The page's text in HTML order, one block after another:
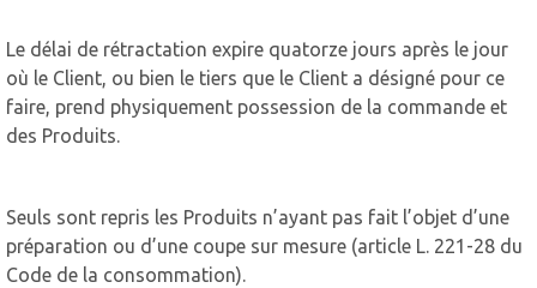
Le délai de rétractation expire quatorze jours après le jour
où le Client, ou bien le tiers que le Client a désigné pour ce
faire, prend physiquement possession de la commande et
des Produits.
Seuls sont repris les Produits n’ayant pas fait l’objet d’une
préparation ou d’une coupe sur mesure (article L. 221-28 du
Code de la consommation).